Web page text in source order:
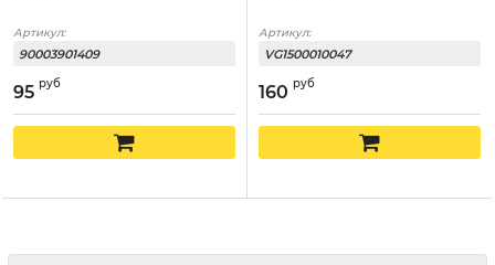
Артикул:
90003901409
95 руб
Артикул:
VG1500010047
160 руб